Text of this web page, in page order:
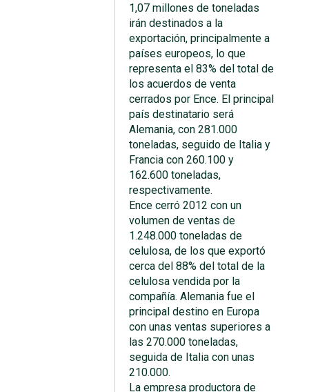
1,07 millones de toneladas
irán destinados a la
exportación, principalmente a
países europeos, lo que
representa el 83% del total de
los acuerdos de venta
cerrados por Ence. El principal
país destinatario será
Alemania, con 281.000
toneladas, seguido de Italia y
Francia con 260.100 y
162.600 toneladas,
respectivamente.
Ence cerró 2012 con un
volumen de ventas de
1.248.000 toneladas de
celulosa, de los que exportó
cerca del 88% del total de la
celulosa vendida por la
compañía. Alemania fue el
principal destino en Europa
con unas ventas superiores a
las 270.000 toneladas,
seguida de Italia con unas
210.000.
La empresa productora de